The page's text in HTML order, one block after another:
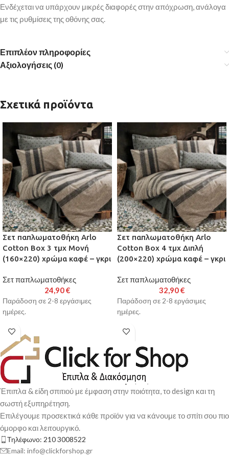
Ενδέχεται να υπάρχουν μικρές διαφορές στην απόχρωση, ανάλογα
με τις ρυθμίσεις της οθόνης σας.
Επιπλέον πληροφορίες
Αξιολογήσεις (0)
Σχετικά προϊόντα
Σετ παπλωματοθήκη Arlo
Cotton Box 3 τμχ Μονή
(160×220) χρώμα καφέ – γκρι
Σετ παπλωματοθήκες
24,90€
Παράδοση σε 2-8 εργάσιμες
ημέρες.
Σετ παπλωματοθήκη Arlo
Cotton Box 4 τμχ Διπλή
(200×220) χρώμα καφέ – γκρι
Σετ παπλωματοθήκες
32,90€
Παράδοση σε 2-8 εργάσιμες
ημέρες.
Έπιπλα & είδη σπιτιού με έμφαση στην ποιότητα, το design και τη
σωστή εξυπηρέτηση.
Επιλέγουμε προσεκτικά κάθε προϊόν για να κάνουμε το σπίτι σου πιο
όμορφο και λειτουργικό.
Τηλέφωνο: 210 3008522
Email: info@clickforshop.gr